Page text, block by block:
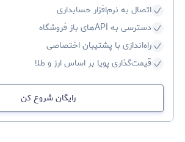
اتصال به نرم‌افزار حسابداری
دسترسی به APIهای باز فروشگاه
راه‌اندازی با پشتیبان اختصاصی
قیمت‌گذاری پویا بر اساس ارز و طلا
رایگان شروع کن